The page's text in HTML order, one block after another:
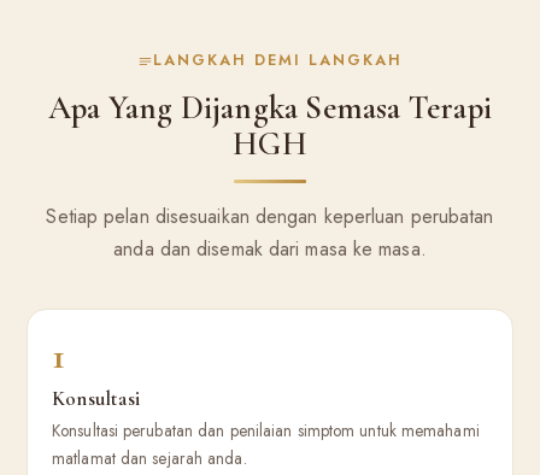
LANGKAH DEMI LANGKAH
Apa Yang Dijangka Semasa Terapi
HGH
Setiap pelan disesuaikan dengan keperluan perubatan
anda dan disemak dari masa ke masa.
1
Konsultasi
Konsultasi perubatan dan penilaian simptom untuk memahami
matlamat dan sejarah anda.